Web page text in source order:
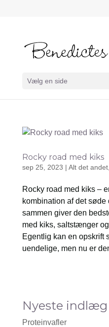
Vælg en side
Rocky road med kiks
sep 25, 2023 | Alt det andet,
Rocky road med kiks –
kombination af det søde
sammen giver den
med kiks, saltstænger
Egentlig kan en opskrift
uendelige, men nu er
Nyeste indlæg
Proteinvafler